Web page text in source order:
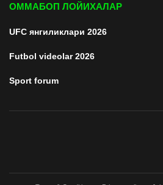
ОММАБОП ЛОЙИХАЛАР
UFC янгиликлари 2026
Futbol videolar 2026
Sport forum